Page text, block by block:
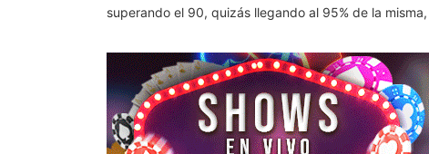
superando el 90, quizás llegando al 95% de la